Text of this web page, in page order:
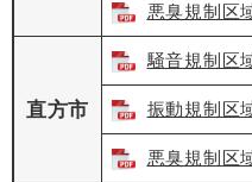
悪臭規制区
直方市
騒音規制区
振動規制区
悪臭規制区